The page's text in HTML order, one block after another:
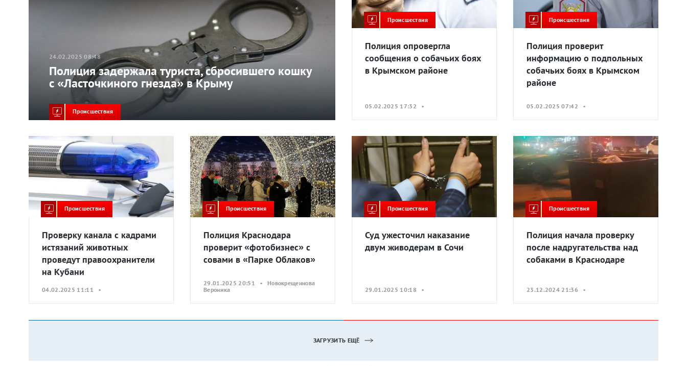
24.02.2025 08:48
Полиция задержала туриста, сбросившего кошку
с «Ласточкиного гнезда» в Крыму
Происшествия
Происшествия
Полиция опровергла
сообщения о собачьих боях
в Крымском районе
05.02.2025 17:32 •
Происшествия
Полиция проверит
информацию о подпольных
собачьих боях в Крымском
районе
05.02.2025 07:42 •
Происшествия
Проверку канала с кадрами
истязаний животных
проведут правоохранители
на Кубани
04.02.2025 11:11 •
Происшествия
Полиция Краснодара
проверит «фотобизнес» с
совами в «Парке Облаков»
29.01.2025 20:51 • Новокрещеннова
Вероника
Происшествия
Суд ужесточил наказание
двум живодерам в Сочи
29.01.2025 10:18 •
Происшествия
Полиция начала проверку
после надругательства над
собаками в Краснодаре
23.12.2024 21:36 •
ЗАГРУЗИТЬ ЕЩЁ